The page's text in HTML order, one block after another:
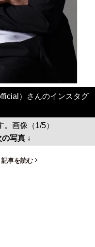
）さんのインスタグ
画像（1/5）
写真 ↓
記事を読む